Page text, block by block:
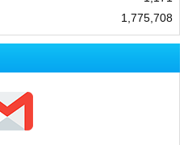
1,775,708